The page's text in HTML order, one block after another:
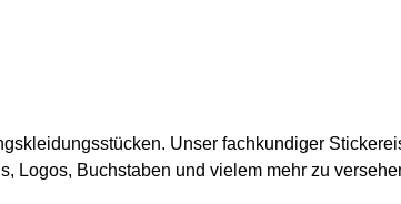
Unser fachkundiger
Logos, Buchstaben und vielem mehr zu